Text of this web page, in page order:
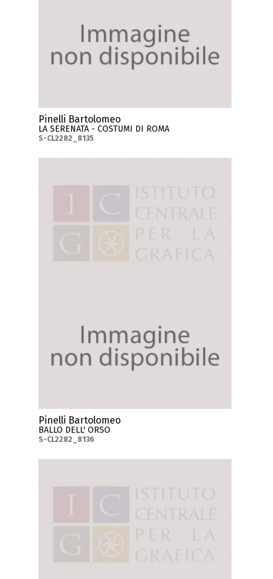
Pinelli Bartolomeo
LA SERENATA - COSTUMI DI ROMA
S-CL2282_8135
Pinelli Bartolomeo
BALLO DELL' ORSO
S-CL2282_8136